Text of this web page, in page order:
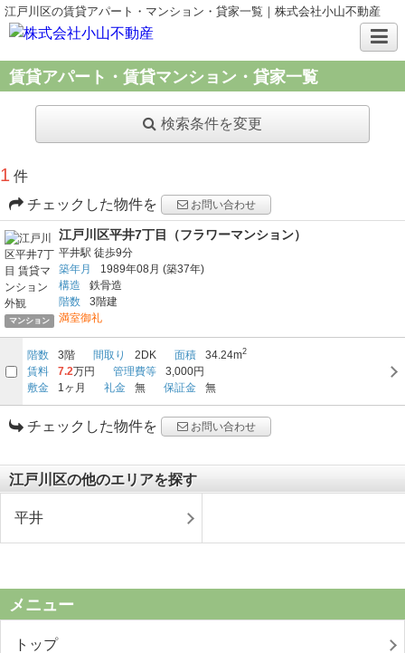
江戸川区の賃貸アパート・マンション・貸家一覧｜株式会社小山不動産
賃貸アパート・賃貸マンション・貸家一覧
検索条件を変更
1 件
チェックした物件を
お問い合わせ
マンション
江戸川区平井7丁目（フラワーマンション）
平井駅 徒歩9分
築年月
1989年08月 (築37年)
構造
鉄骨造
階数
3階建
満室御礼
階数 3階 間取り 2DK 面積 34.24m2
賃料 7.2万円 管理費等
3,000円
敷金
1ヶ月 礼金 無 保証金 無
チェックした物件を お問い合わせ
江戸川区の他のエリアを探す
平井
メニュー
トップ